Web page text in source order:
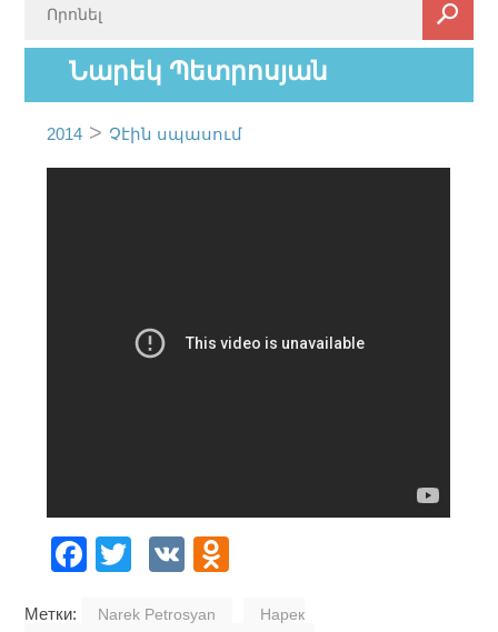
Նարեկ Պետրոսյան
2014 > Չէին սպասում
Facebook
Twitter
VK
Метки: Narek Petrosyan
Нарек